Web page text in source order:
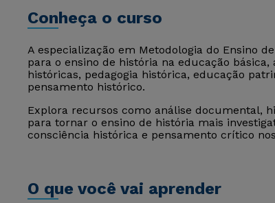
Conheça o curso
A especialização em Metodologia do Ensino
para o ensino de história na educação
históricas, pedagogia histórica, educação
pensamento histórico.
Explora recursos como análise documental,
para tornar o ensino de história mais
consciência histórica e pensamento crítico
O que você vai aprender